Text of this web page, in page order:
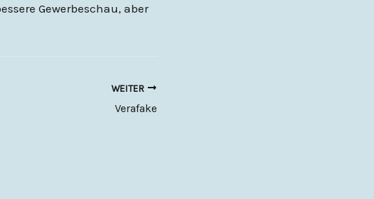
Gewerbeschau, aber
WEITER
Verafake